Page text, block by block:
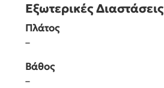
Εξωτερικές Διαστάσεις
Πλάτος
–
Βάθος
–